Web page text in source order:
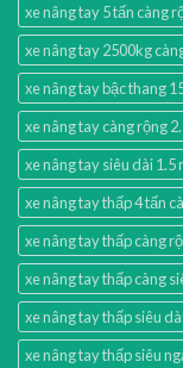
xe nâng tay 5 tấn càng
xe nâng tay 2500kg
xe nâng tay bậc thang
xe nâng tay càng rộng
xe nâng tay siêu dài 1.5
xe nâng tay thấp 4 tấn
xe nâng tay thấp càng
xe nâng tay thấp càng
xe nâng tay thấp siêu
xe nâng tay thấp siêu